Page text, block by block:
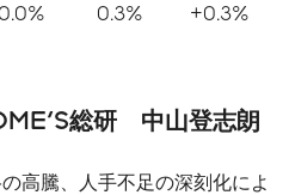
0.0% 0.3% +0.3%
総研 中山登志朗
高騰、人手不足の深刻化によ